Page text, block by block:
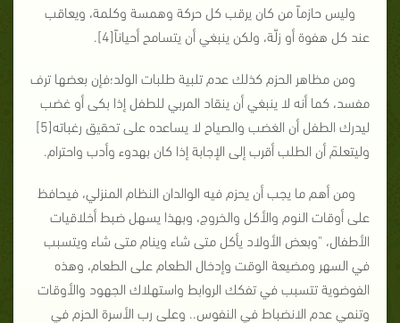
وليس حازماً من كان يرقب كل حركة وهمسة وكلمة، ويعاقب
عند كل هفوة أو زلّة، ولكن ينبغي أن يتسامح أحياناً[4].
ومن مظاهر الحزم كذلك عدم تلبية طلبات الولد؛فإن بعضها ترف
مفسد، كما أنه لا ينبغي أن ينقاد المربي للطفل إذا بكى أو غضب
ليدرك الطفل أن الغضب والصياح لا يساعده على تحقيق رغباته[5]
وليتعلمَ أن الطلب أقرب إلى الإجابة إذا كان بهدوء وأدب واحترام.
ومن أهم ما يجب أن يحزم فيه الوالدان النظام المنزلي، فيحافظ
على أوقات النوم والأكل والخروج، وبهذا يسهل ضبط أخلاقيات
الأطفال، "وبعض الأولاد يأكل متى شاء وينام متى شاء ويتسبب
في السهر ومضيعة الوقت وإدخال الطعام على الطعام، وهذه
الفوضوية تتسبب في تفكك الروابط واستهلاك الجهود والأوقات
وتنمي عدم الانضباط في النفوس.. وعلى رب الأسرة الحزم في